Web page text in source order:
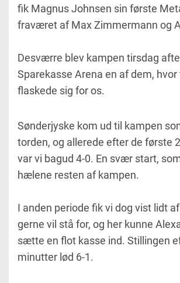
fik Magnus Johnsen sin første
fraværet af Max Zimmermann og
Desværre blev kampen tirsdag
Sparekasse Arena en af dem,
flaskede sig for os.
Sønderjyske kom ud til kampen
torden, og allerede efter de første
var vi bagud 4-0. En svær start,
hælene resten af kampen.
I anden periode fik vi dog vist lidt
gerne vil stå for, og her kunne
sætte en flot kasse ind. Stillingen
minutter lød 6-1.